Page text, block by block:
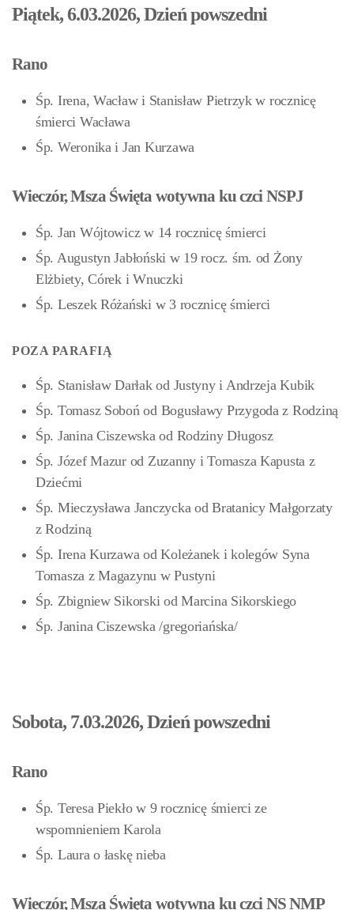
Piątek, 6.03.2026, Dzień powszedni
Rano
Śp. Irena, Wacław i Stanisław Pietrzyk w rocznicę
śmierci Wacława
Śp. Weronika i Jan Kurzawa
Wieczór, Msza Święta wotywna ku czci NSPJ
Śp. Jan Wójtowicz w 14 rocznicę śmierci
Śp. Augustyn Jabłoński w 19 rocz. śm. od Żony
Elżbiety, Córek i Wnuczki
Śp. Leszek Różański w 3 rocznicę śmierci
POZA PARAFIĄ
Śp. Stanisław Darłak od Justyny i Andrzeja Kubik
Śp. Tomasz Soboń od Bogusławy Przygoda z Rodziną
Śp. Janina Ciszewska od Rodziny Długosz
Śp. Józef Mazur od Zuzanny i Tomasza Kapusta z
Dziećmi
Śp. Mieczysława Janczycka od Bratanicy Małgorzaty
z Rodziną
Śp. Irena Kurzawa od Koleżanek i kolegów Syna
Tomasza z Magazynu w Pustyni
Śp. Zbigniew Sikorski od Marcina Sikorskiego
Śp. Janina Ciszewska /gregoriańska/
Sobota, 7.03.2026, Dzień powszedni
Rano
Śp. Teresa Piekło w 9 rocznicę śmierci ze
wspomnieniem Karola
Śp. Laura o łaskę nieba
Wieczór, Msza Święta wotywna ku czci NS NMP